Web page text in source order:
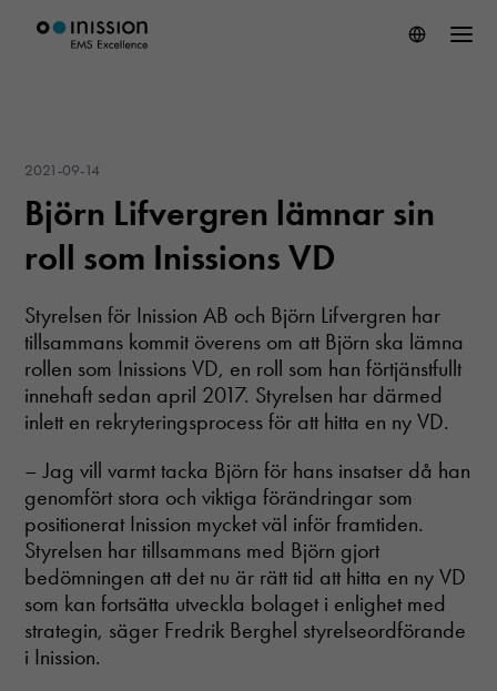
2021-09-14
Björn Lifvergren lämnar sin
roll som Inissions VD
Styrelsen för Inission AB och Björn Lifvergren har
tillsammans kommit överens om att Björn ska lämna
rollen som Inissions VD, en roll som han förtjänstfullt
innehaft sedan april 2017. Styrelsen har därmed
inlett en rekryteringsprocess för att hitta en ny VD.
– Jag vill varmt tacka Björn för hans insatser då han
genomfört stora och viktiga förändringar som
positionerat Inission mycket väl inför framtiden.
Styrelsen har tillsammans med Björn gjort
bedömningen att det nu är rätt tid att hitta en ny VD
som kan fortsätta utveckla bolaget i enlighet med
strategin, säger Fredrik Berghel styrelseordförande
i Inission.